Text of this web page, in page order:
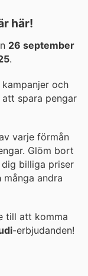
här!
26 september
.
och
spara pengar
varje förmån
Glöm bort
billiga priser
många andra
till att komma
-erbjudanden!